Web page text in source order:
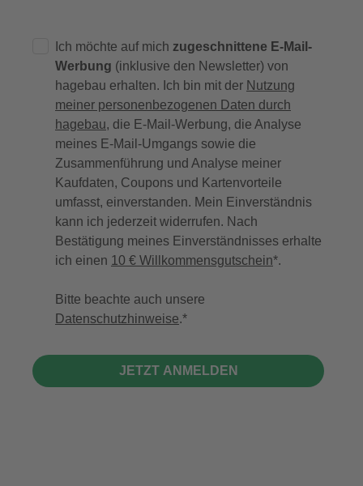
Ich möchte auf mich zugeschnittene E-Mail-
Werbung (inklusive den Newsletter) von
hagebau erhalten. Ich bin mit der Nutzung
meiner personenbezogenen Daten durch
hagebau, die E-Mail-Werbung, die Analyse
meines E-Mail-Umgangs sowie die
Zusammenführung und Analyse meiner
Kaufdaten, Coupons und Kartenvorteile
umfasst, einverstanden. Mein Einverständnis
kann ich jederzeit widerrufen. Nach
Bestätigung meines Einverständnisses erhalte
ich einen 10 € Willkommensgutschein*.
Bitte beachte auch unsere
Datenschutzhinweise.
JETZT ANMELDEN